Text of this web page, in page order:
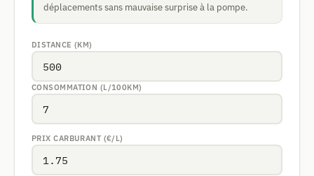
déplacements sans mauvaise surprise à la pompe.
DISTANCE (KM)
CONSOMMATION (L/100KM)
PRIX CARBURANT (€/L)